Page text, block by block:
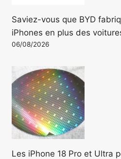
Saviez-vous que BYD
iPhones en plus des
06/08/2026
Les iPhone 18 Pro et Ultra